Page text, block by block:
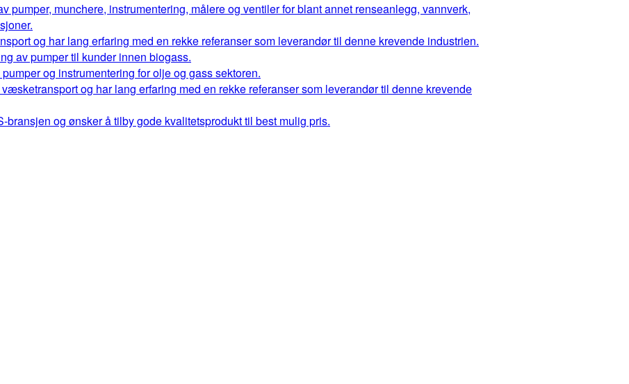
pumper, munchere, instrumentering, målere og ventiler for blant annet renseanlegg, vannverk,
og har lang erfaring med en rekke referanser som leverandør til denne krevende industrien.
av pumper til kunder innen biogass.
og instrumentering for olje og gass sektoren.
og har lang erfaring med en rekke referanser som leverandør til denne krevende
bransjen og ønsker å tilby gode kvalitetsprodukt til best mulig pris.